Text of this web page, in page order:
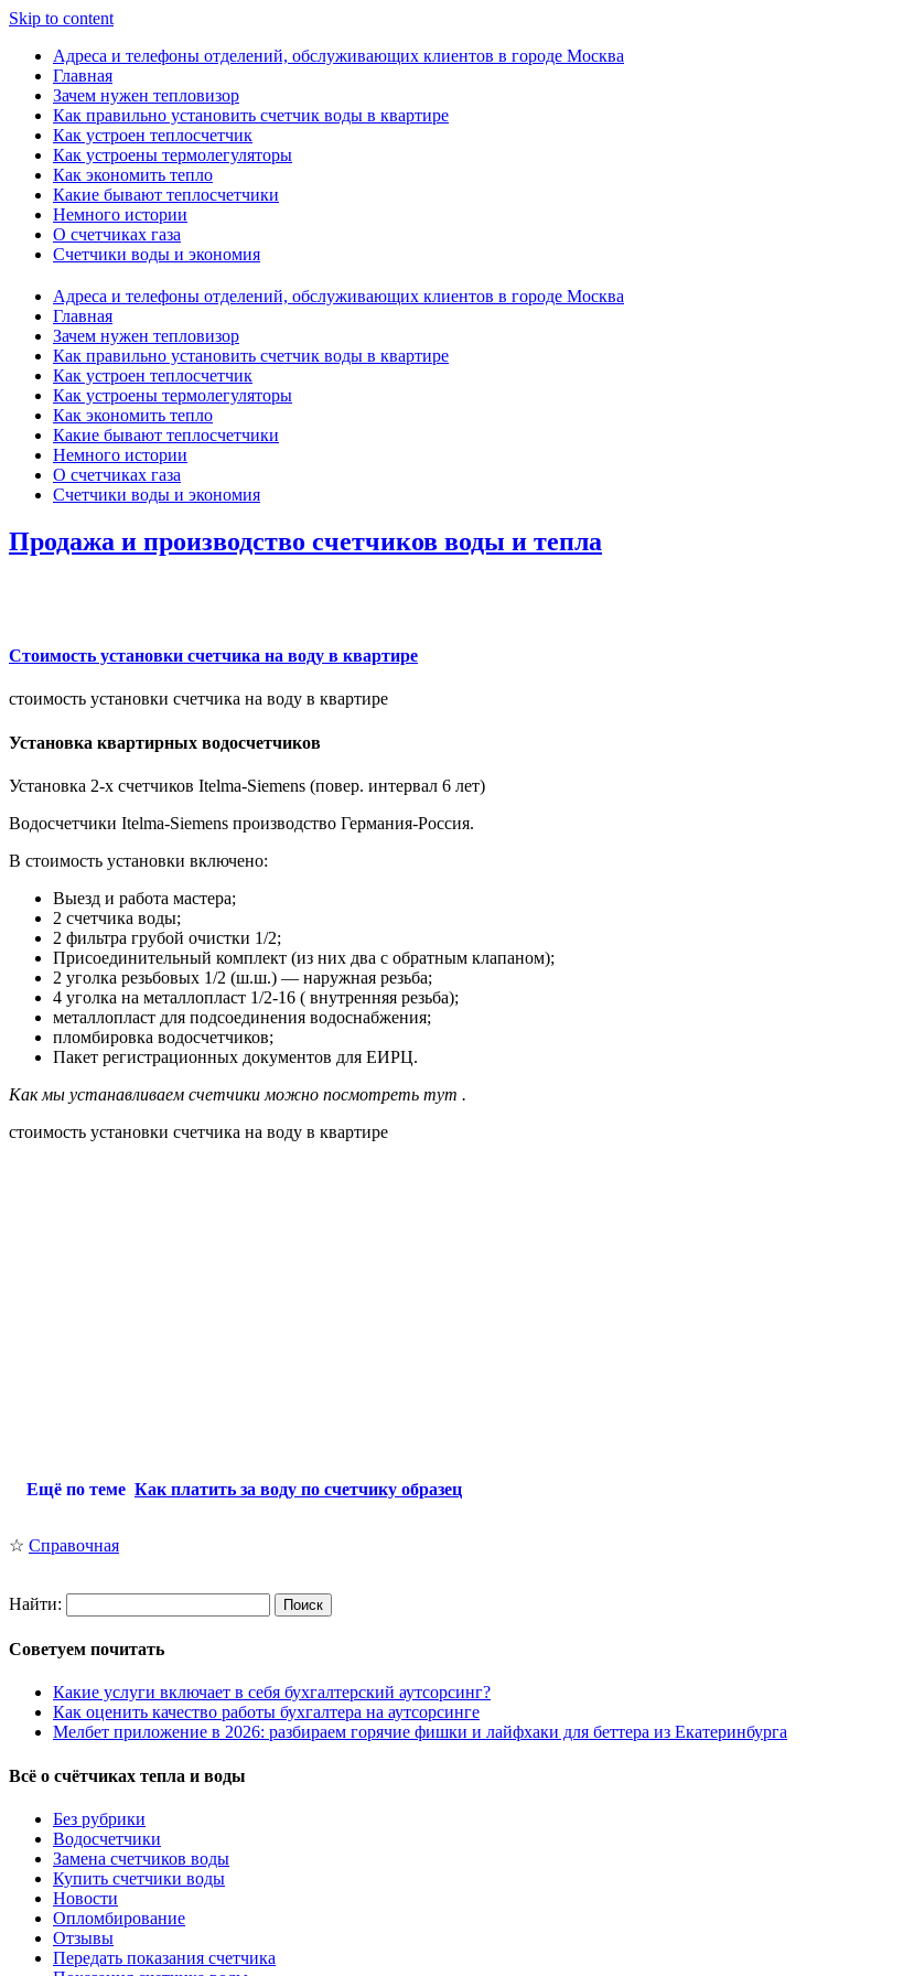
Skip to content
Адреса и телефоны отделений, обслуживающих клиентов в городе Москва
Главная
Зачем нужен тепловизор
Как правильно установить счетчик воды в квартире
Как устроен теплосчетчик
Как устроены термолегуляторы
Как экономить тепло
Какие бывают теплосчетчики
Немного истории
О счетчиках газа
Счетчики воды и экономия
Адреса и телефоны отделений, обслуживающих клиентов в городе Москва
Главная
Зачем нужен тепловизор
Как правильно установить счетчик воды в квартире
Как устроен теплосчетчик
Как устроены термолегуляторы
Как экономить тепло
Какие бывают теплосчетчики
Немного истории
О счетчиках газа
Счетчики воды и экономия
Продажа и производство счетчиков воды и тепла
Стоимость установки счетчика на воду в квартире
стоимость установки счетчика на воду в квартире
Установка квартирных водосчетчиков
Установка 2-х счетчиков Itelma-Siemens (повер. интервал 6 лет)
Водосчетчики Itelma-Siemens производство Германия-Россия.
В стоимость установки включено:
Выезд и работа мастера;
2 счетчика воды;
2 фильтра грубой очистки 1/2;
Присоединительный комплект (из них два с обратным клапаном);
2 уголка резьбовых 1/2 (ш.ш.) — наружная резьба;
4 уголка на металлопласт 1/2-16 ( внутренняя резьба);
металлопласт для подсоединения водоснабжения;
пломбировка водосчетчиков;
Пакет регистрационных документов для ЕИРЦ.
Как мы устанавливаем счетчики можно посмотреть тут .
стоимость установки счетчика на воду в квартире
Ещё по теме Как платить за воду по счетчику образец
☆ Справочная
Найти:
Советуем почитать
Какие услуги включает в себя бухгалтерский аутсорсинг?
Как оценить качество работы бухгалтера на аутсорсинге
Мелбет приложение в 2026: разбираем горячие фишки и лайфхаки для беттера из Екатеринбурга
Всё о счётчиках тепла и воды
Без рубрики
Водосчетчики
Замена счетчиков воды
Купить счетчики воды
Новости
Опломбирование
Отзывы
Передать показания счетчика